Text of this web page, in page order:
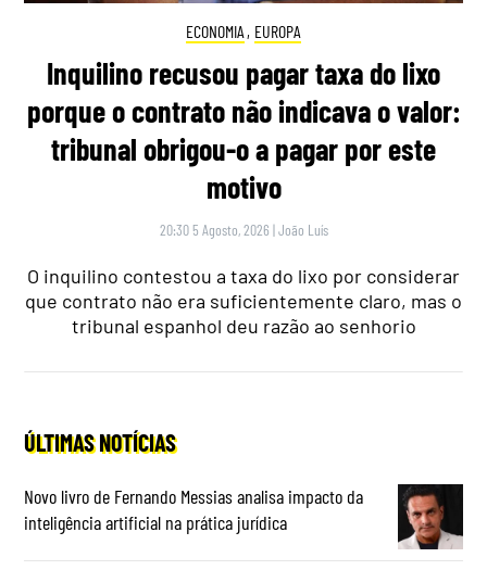
ECONOMIA , EUROPA
Inquilino recusou pagar taxa do lixo
porque o contrato não indicava o valor:
tribunal obrigou-o a pagar por este
motivo
20:30 5 Agosto, 2026 |João Luís
O inquilino contestou a taxa do lixo por considerar
que contrato não era suficientemente claro, mas o
tribunal espanhol deu razão ao senhorio
ÚLTIMAS NOTÍCIAS
Novo livro de Fernando Messias analisa impacto da
inteligência artificial na prática jurídica